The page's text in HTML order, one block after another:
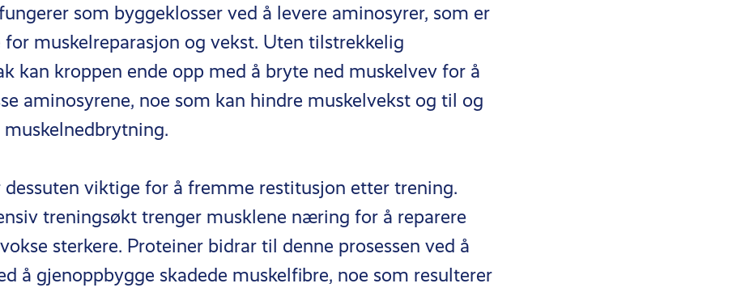
som byggeklosser ved å levere aminosyrer, som er
for muskelreparasjon og vekst. Uten tilstrekkelig
kan kroppen ende opp med å bryte ned muskelvev for å
aminosyrene, noe som kan hindre muskelvekst og til og
dessuten viktige for å fremme restitusjon etter trening.
treningsøkt trenger musklene næring for å reparere
sterkere. Proteiner bidrar til denne prosessen ved å
å gjenoppbygge skadede muskelfibre, noe som resulterer